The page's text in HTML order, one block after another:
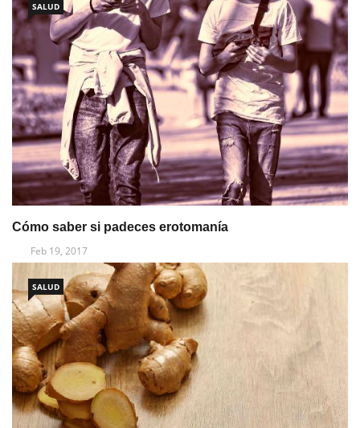
SALUD
Cómo saber si padeces erotomanía
Feb 19, 2017
SALUD